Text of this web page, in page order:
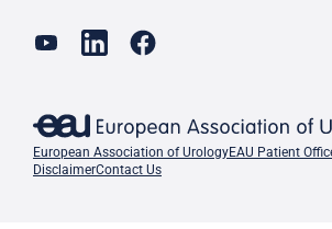
European Association of UrologyEAU Patient
DisclaimerContact Us